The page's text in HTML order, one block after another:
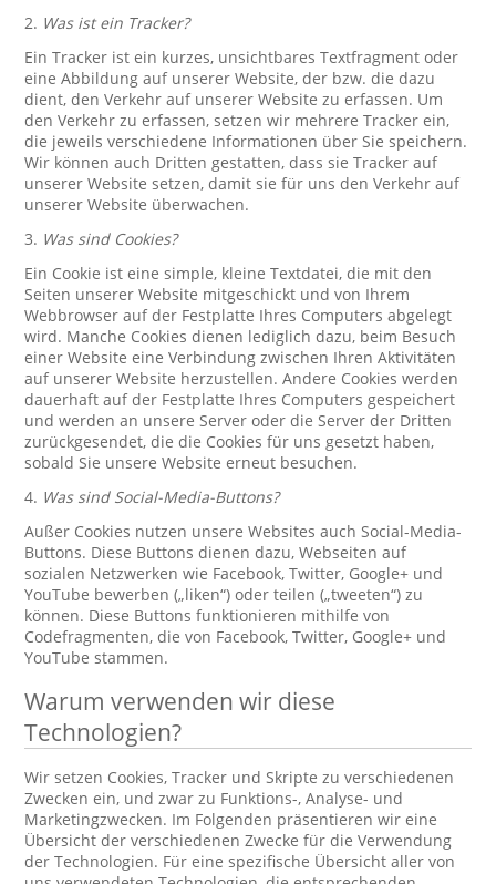
2. Was ist ein Tracker?
Ein Tracker ist ein kurzes, unsichtbares Textfragment oder
eine Abbildung auf unserer Website, der bzw. die dazu
dient, den Verkehr auf unserer Website zu erfassen. Um
den Verkehr zu erfassen, setzen wir mehrere Tracker ein,
die jeweils verschiedene Informationen über Sie speichern.
Wir können auch Dritten gestatten, dass sie Tracker auf
unserer Website setzen, damit sie für uns den Verkehr auf
unserer Website überwachen.
3. Was sind Cookies?
Ein Cookie ist eine simple, kleine Textdatei, die mit den
Seiten unserer Website mitgeschickt und von Ihrem
Webbrowser auf der Festplatte Ihres Computers abgelegt
wird. Manche Cookies dienen lediglich dazu, beim Besuch
einer Website eine Verbindung zwischen Ihren Aktivitäten
auf unserer Website herzustellen. Andere Cookies werden
dauerhaft auf der Festplatte Ihres Computers gespeichert
und werden an unsere Server oder die Server der Dritten
zurückgesendet, die die Cookies für uns gesetzt haben,
sobald Sie unsere Website erneut besuchen.
4. Was sind Social-Media-Buttons?
Außer Cookies nutzen unsere Websites auch Social-Media-
Buttons. Diese Buttons dienen dazu, Webseiten auf
sozialen Netzwerken wie Facebook, Twitter, Google+ und
YouTube bewerben („liken“) oder teilen („tweeten“) zu
können. Diese Buttons funktionieren mithilfe von
Codefragmenten, die von Facebook, Twitter, Google+ und
YouTube stammen.
Warum verwenden wir diese
Technologien?
Wir setzen Cookies, Tracker und Skripte zu verschiedenen
Zwecken ein, und zwar zu Funktions-, Analyse- und
Marketingzwecken. Im Folgenden präsentieren wir eine
Übersicht der verschiedenen Zwecke für die Verwendung
der Technologien. Für eine spezifische Übersicht aller von